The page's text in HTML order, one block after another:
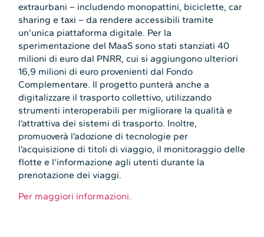
extraurbani – includendo monopattini, biciclette, car
sharing e taxi – da rendere accessibili tramite
un’unica piattaforma digitale. Per la
sperimentazione del MaaS sono stati stanziati 40
milioni di euro dal PNRR, cui si aggiungono ulteriori
16,9 milioni di euro provenienti dal Fondo
Complementare. Il progetto punterà anche a
digitalizzare il trasporto collettivo, utilizzando
strumenti interoperabili per migliorare la qualità e
l’attrattiva dei sistemi di trasporto. Inoltre,
promuoverà l’adozione di tecnologie per
l’acquisizione di titoli di viaggio, il monitoraggio delle
flotte e l’informazione agli utenti durante la
prenotazione dei viaggi.
Per maggiori informazioni.